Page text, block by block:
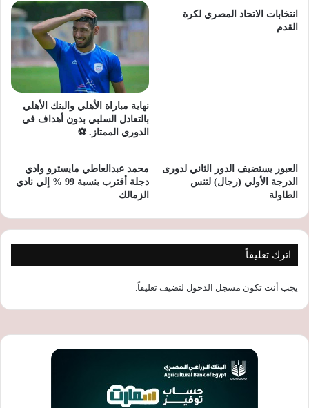
انتخابات الاتحاد المصري لكرة
القدم
نهاية مباراة الأهلي والبنك الأهلي
بالتعادل السلبي بدون أهداف في
الدوري الممتاز. ⚽
العبور يستضيف الدور الثاني لدورى
الدرجة الأولي (رجال) لتنس
الطاولة
محمد عبدالعاطي مايسترو وادي
دجلة أقترب بنسبة 99 % إلي نادي
الزمالك
اترك تعليقاً
يجب أنت تكون مسجل الدخول لتضيف تعليقاً.